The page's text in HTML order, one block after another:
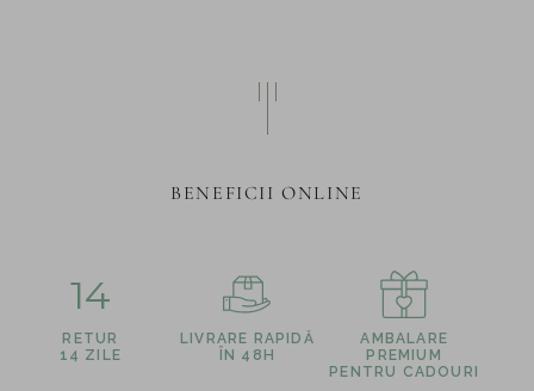
BENEFICII ONLINE
14
RETUR
14 ZILE
LIVRARE RAPIDĂ
ÎN 48H
AMBALARE
PREMIUM
PENTRU CADOURI